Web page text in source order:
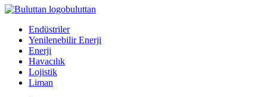
buluttan
Endüstriler
Yenilenebilir Enerji
Enerji
Havacılık
Lojistik
Liman